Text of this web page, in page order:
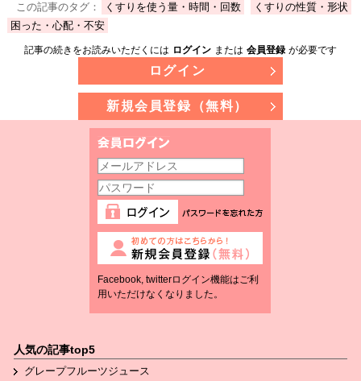
この記事のタグ： くすりを使う量・時間・回数
くすりの性質・形状
困った・心配・不安
記事の続きをお読みいただくには ログイン または 会員登録 が必要です
ログイン
新規会員登録（無料）
Facebook, twitterログイン機能はご利
用いただけなくなりました。
人気の記事top5
グレープフルーツジュース